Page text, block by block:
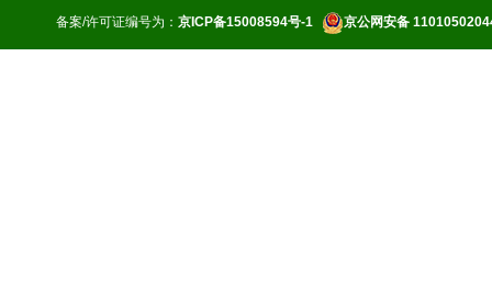
备案/许可证编号为： 京ICP备15008594号-1 京公网安备